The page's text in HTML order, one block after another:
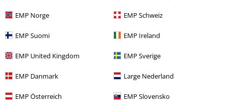
EMP Norge EMP Schweiz
EMP Suomi EMP Ireland
EMP United Kingdom EMP Sverige
EMP Danmark Large Nederland
EMP Österreich EMP Slovensko
% Stock bajo